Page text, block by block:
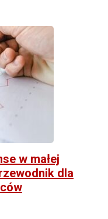
w małej
dla